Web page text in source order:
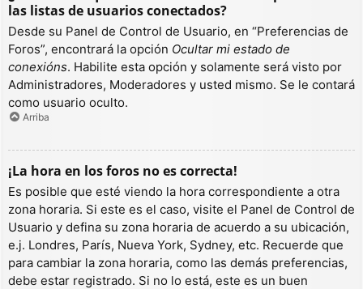
las listas de usuarios conectados?
Desde su Panel de Control de Usuario, en “Preferencias de
Foros”, encontrará la opción Ocultar mi estado de
conexións. Habilite esta opción y solamente será visto por
Administradores, Moderadores y usted mismo. Se le contará
como usuario oculto.
Arriba
¡La hora en los foros no es correcta!
Es posible que esté viendo la hora correspondiente a otra
zona horaria. Si este es el caso, visite el Panel de Control de
Usuario y defina su zona horaria de acuerdo a su ubicación,
e.j. Londres, París, Nueva York, Sydney, etc. Recuerde que
para cambiar la zona horaria, como las demás preferencias,
debe estar registrado. Si no lo está, este es un buen